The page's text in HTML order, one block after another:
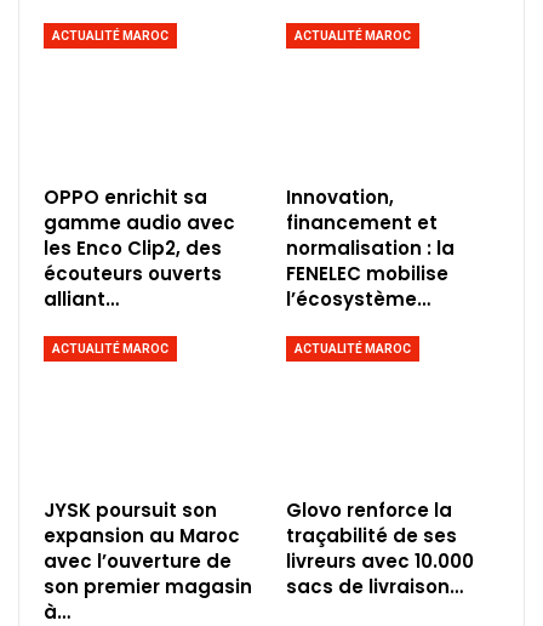
ACTUALITÉ MAROC
OPPO enrichit sa
gamme audio avec
les Enco Clip2, des
écouteurs ouverts
alliant…
ACTUALITÉ MAROC
Innovation,
financement et
normalisation : la
FENELEC mobilise
l’écosystème…
ACTUALITÉ MAROC
JYSK poursuit son
expansion au Maroc
avec l’ouverture de
son premier magasin
à…
ACTUALITÉ MAROC
Glovo renforce la
traçabilité de ses
livreurs avec 10.000
sacs de livraison…